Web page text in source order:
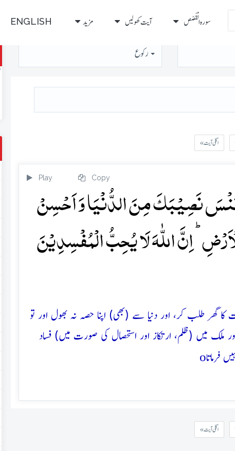
سورہ الْقَصَص آیت کھولیں مزید ENGLISH
رُكوع
« اگلی آیت
Play Copy
تَنۡسَ نَصِیۡبَکَ مِنَ الدُّنۡیَا وَ اَحۡسِنۡ
اِنَّ اللّٰہَ لَا یُحِبُّ الۡمُفۡسِدِیۡنَ
گھر طلب کر، اور دنیا سے (بھی) اپنا حصہ نہ بھول اور تو
ملک میں (ظلم، ارتکاز اور استحصال کی صورت میں) فساد
فرماتاo
« اگلی آیت